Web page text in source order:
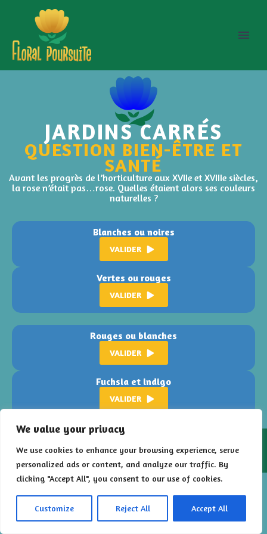
We value your privacy
We use cookies to enhance your browsing experience, serve
personalized ads or content, and analyze our traffic. By
clicking "Accept All", you consent to our use of cookies.
Customize Reject All Accept All
JARDINS CARRÉS
QUESTION BIEN-ÊTRE ET
SANTÉ
Avant les progrès de l’horticulture aux XVIIe et XVIIIe siècles,
la rose n’était pas…rose. Quelles étaient alors ses couleurs
naturelles ?
Blanches ou noires
VALIDER
Vertes ou rouges
VALIDER
Rouges ou blanches
VALIDER
Fuchsia et indigo
VALIDER
2026 – Floral Poursuite est un jeu développé par
Limierspour laVille de Montigny-lès-Metz